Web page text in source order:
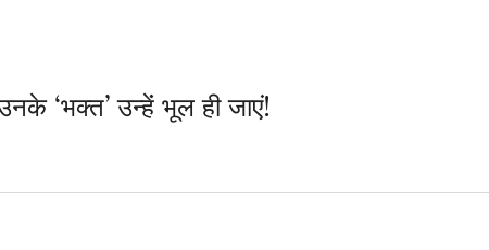
‘भक्त’ उन्हेंं भूल ही जाएं!